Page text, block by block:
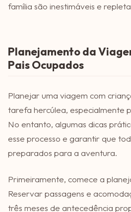
família são inestimáveis e
Planejamento da
Pais Ocupados
Planejar uma viagem com
tarefa hercúlea, especialmente
No entanto, algumas dicas
esse processo e garantir que
preparados para a aventura.
Primeiramente, comece a
Reservar passagens e
três meses de antecedência